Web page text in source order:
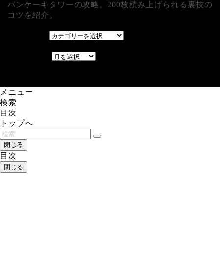
パンケーキタワーの攻略。200枚積み上げられる裏技の
コツを紹介。
メニュー
検索
目次
トップへ
閉じる
目次
閉じる